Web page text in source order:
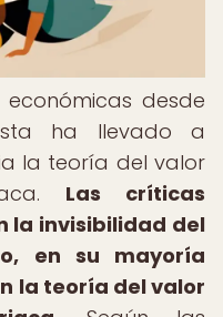
desde
ha llevado a
la teoría del valor
Las críticas
la invisibilidad del
en su mayoría
la teoría del valor